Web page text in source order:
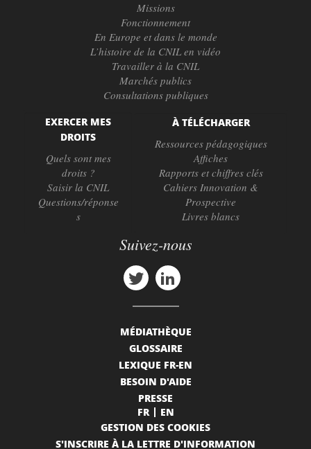
Missions
Fonctionnement
En Europe et dans le monde
L’histoire de la CNIL en vidéo
Travailler à la CNIL
Marchés publics
Consultations publiques
EXERCER MES
DROITS
Quels sont mes
droits ?
Saisir la CNIL
Questions/réponse
s
À TÉLÉCHARGER
Ressources pédagogiques
Affiches
Rapports et chiffres clés
Cahiers Innovation &
Prospective
Livres blancs
Suivez-nous
MÉDIATHÈQUE
GLOSSAIRE
LEXIQUE FR-EN
BESOIN D'AIDE
PRESSE
FR
EN
GESTION DES COOKIES
S'INSCRIRE À LA LETTRE D'INFORMATION